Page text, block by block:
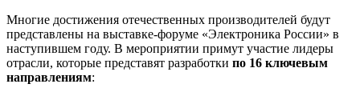
Многие достижения отечественных производителей будут
представлены на выставке-форуме «Электроника России» в
наступившем году. В мероприятии примут участие лидеры
отрасли, которые представят разработки по 16 ключевым
направлениям: